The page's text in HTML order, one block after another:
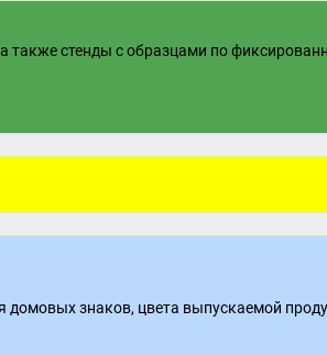
стенды с образцами по
знаков, цвета выпускаемой